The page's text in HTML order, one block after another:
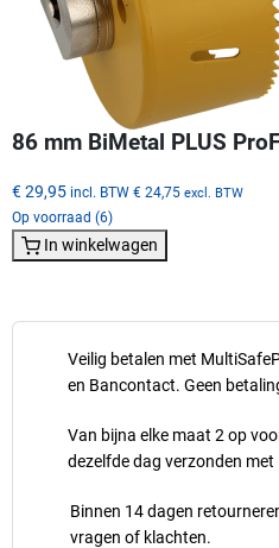
Veilig betalen met
en Bancontact. Geen
Van bijna elke maat 2 op
dezelfde dag verzonden met
Binnen 14 dagen
vragen of klachten.
86 mm BiMetal PLUS
€ 29,95 incl. BTW € 24,75 excl. BTW
Op voorraad (6)
In winkelwagen